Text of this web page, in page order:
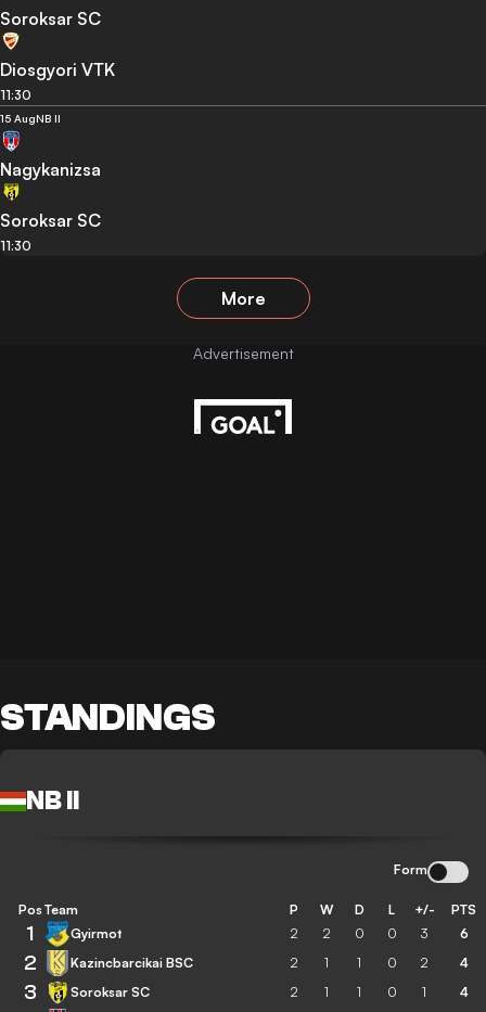
Soroksar SC
Diosgyori VTK
11:30
15 AugNB II
Nagykanizsa
Soroksar SC
11:30
More
STANDINGS
NB II
Form
Pos Team P W D L +/- PTS
1 Gyirmot 2 2 0 0 3 6
2 Kazincbarcikai BSC 2 1 1 0 2 4
3 Soroksar SC 2 1 1 0 1 4